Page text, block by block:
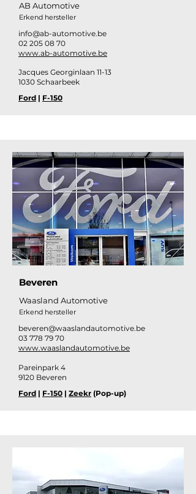
AB Automotive
Erkend hersteller
info@ab-automotive.be
02 205 08 70
www.ab-automotive.be
Jacques Georginlaan 11-13
1030 Schaarbeek
Ford | F-150
Beveren
Waasland Automotive
Erkend hersteller
beveren@waaslandautomotive.be
03 778 79 70
www.waaslandautomotive.be
Pareinpark 4
9120 Beveren
Ford | F-150 | Zeekr (Pop-up)